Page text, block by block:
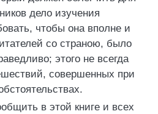
дело изучения
чтобы она вполне и
со страною, было
этого не всегда
совершенных при
в этой книге и всех